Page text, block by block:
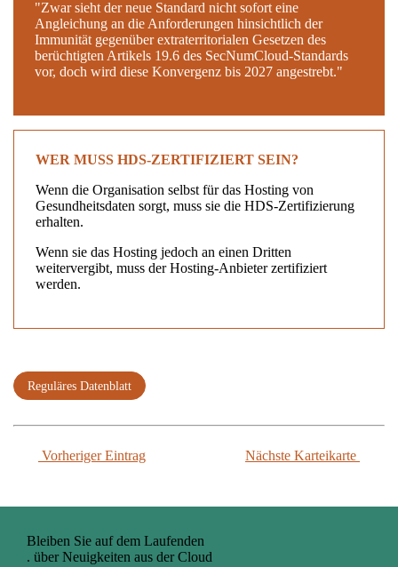
"Zwar sieht der neue Standard nicht sofort eine
Angleichung an die Anforderungen hinsichtlich der
Immunität gegenüber extraterritorialen Gesetzen des
berüchtigten Artikels 19.6 des SecNumCloud-Standards
vor, doch wird diese Konvergenz bis 2027 angestrebt."
WER MUSS HDS-ZERTIFIZIERT SEIN?
Wenn die Organisation selbst für das Hosting von
Gesundheitsdaten sorgt, muss sie die HDS-Zertifizierung
erhalten.
Wenn sie das Hosting jedoch an einen Dritten
weitervergibt, muss der Hosting-Anbieter zertifiziert
werden.
Reguläres Datenblatt
Vorheriger Eintrag Nächste Karteikarte
Bleiben Sie auf dem Laufenden
. über Neuigkeiten aus der Cloud